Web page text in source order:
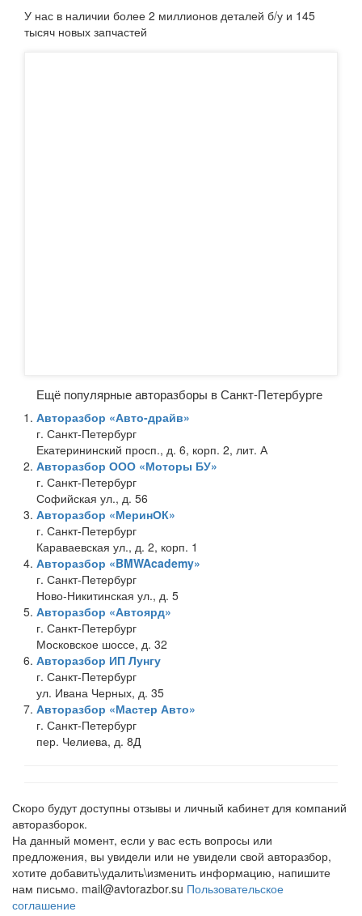
У нас в наличии более 2 миллионов деталей б/у и 145
тысяч новых запчастей
Ещё популярные авторазборы в Санкт-Петербурге
Авторазбор «Авто-драйв»
г. Санкт-Петербург
Екатерининский просп., д. 6, корп. 2, лит. А
Авторазбор ООО «Моторы БУ»
г. Санкт-Петербург
Софийская ул., д. 56
Авторазбор «МеринОК»
г. Санкт-Петербург
Караваевская ул., д. 2, корп. 1
Авторазбор «BMWAcademy»
г. Санкт-Петербург
Ново-Никитинская ул., д. 5
Авторазбор «Автоярд»
г. Санкт-Петербург
Московское шоссе, д. 32
Авторазбор ИП Лунгу
г. Санкт-Петербург
ул. Ивана Черных, д. 35
Авторазбор «Мастер Авто»
г. Санкт-Петербург
пер. Челиева, д. 8Д
Скоро будут доступны отзывы и личный кабинет для компаний
авторазборок.
На данный момент, если у вас есть вопросы или
предложения, вы увидели или не увидели свой авторазбор,
хотите добавить\удалить\изменить информацию, напишите
нам письмо. mail@avtorazbor.su Пользовательское
соглашение